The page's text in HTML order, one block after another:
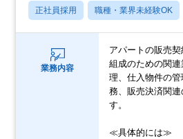
正社員採用 職種・業界未経験OK
業務内容
アパートの販売
組成のための関
理、仕入物件の
務、販売決済関
す。
≪具体的には≫